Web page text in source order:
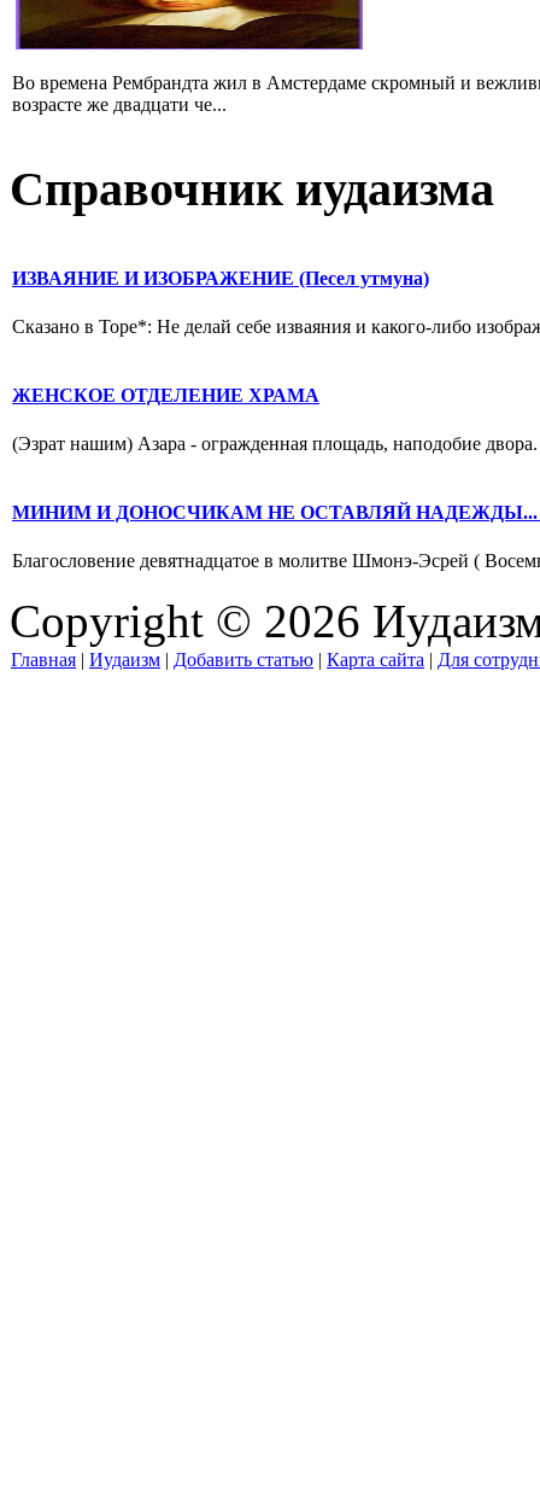
Во времена Рембрандта жил в Амстердаме скромный и
возрасте же двадцати че...
Справочник иудаизма
ИЗВАЯНИЕ И ИЗОБРАЖЕНИЕ (Песел утмуна)
Сказано в Торе*: Не делай себе изваяния и какого-либо
ЖЕНСКОЕ ОТДЕЛЕНИЕ ХРАМА
(Эзрат нашим) Азара - огражденная площадь, наподобие
МИНИМ И ДОНОСЧИКАМ НЕ ОСТАВЛЯЙ НАДЕЖДЫ... (
Благословение девятнадцатое в молитве Шмонэ-Эсрей (
Copyright © 2026
Главная | Иудаизм | Добавить статью | Карта сайта | Для